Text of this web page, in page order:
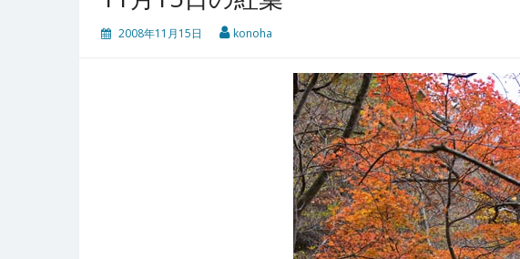
2008年11月15日 konoha